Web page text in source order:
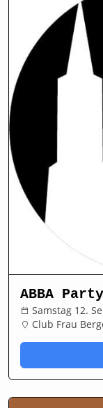
ABBA
Samstag 12.
Club Frau